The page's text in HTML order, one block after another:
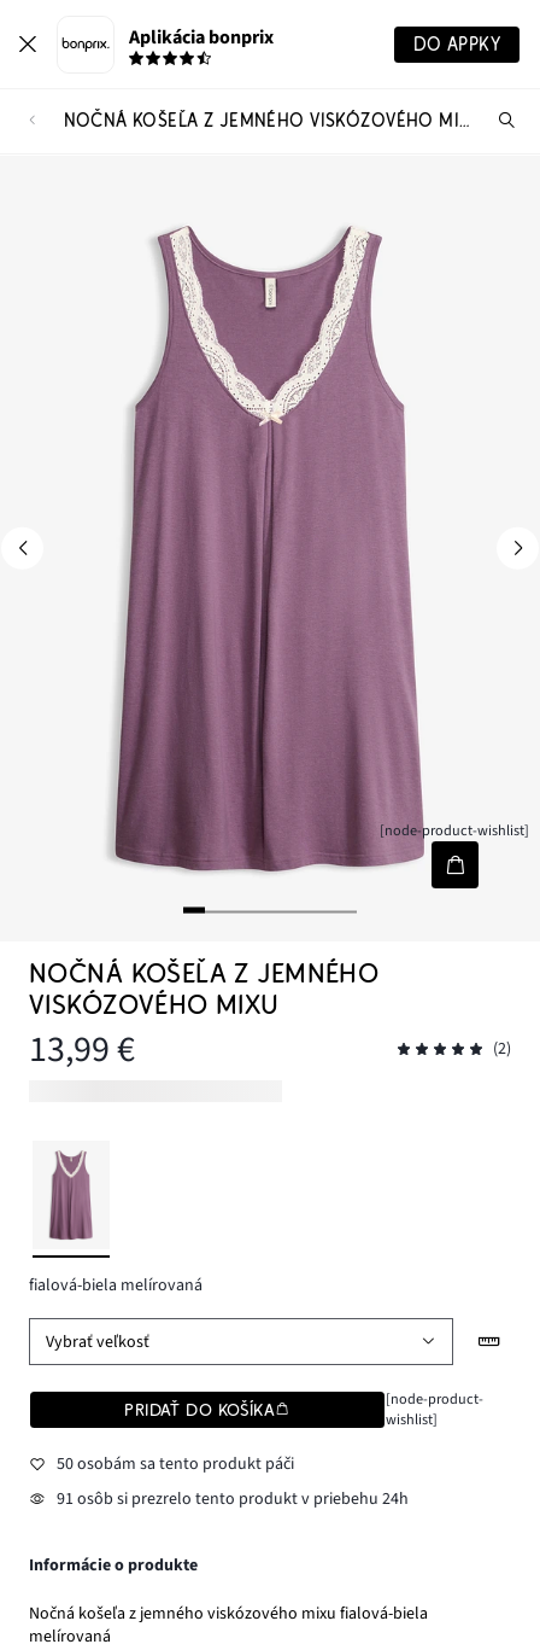
Aplikácia bonprix DO APPKY
NOČNÁ KOŠEĽA Z JEMNÉHO VISKÓZOVÉHO MIXU
[node-product-wishlist]
NOČNÁ KOŠEĽA Z JEMNÉHO
VISKÓZOVÉHO MIXU
13,99 € (2)
fialová-biela melírovaná
Vybrať veľkosť
PRIDAŤ DO KOŠÍKA
[node-product-
wishlist]
50 osobám sa tento produkt páči
91 osôb si prezrelo tento produkt v priebehu 24h
Informácie o produkte
Nočná košeľa z jemného viskózového mixu fialová-biela
melírovaná